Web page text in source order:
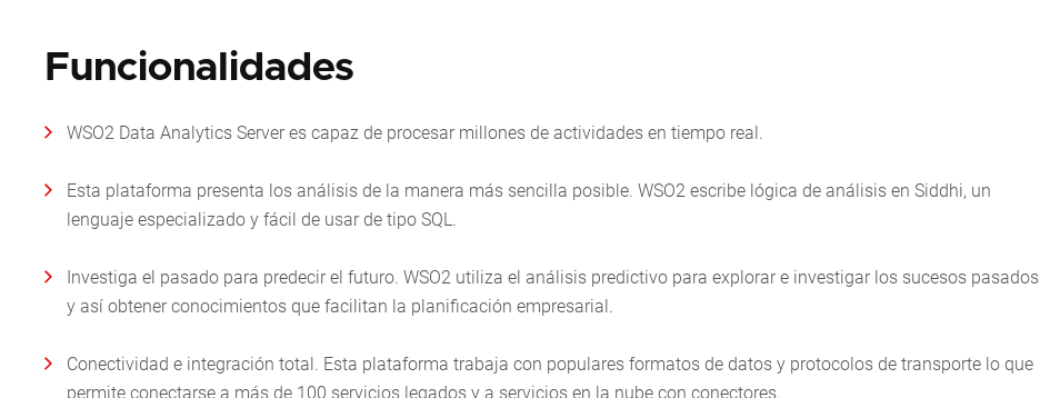
Funcionalidades
WSO2 Data Analytics Server es capaz de procesar millones de actividades en tiempo real.
Esta plataforma presenta los análisis de la manera más sencilla posible. WSO2 escribe lógica de análisis en Siddhi, un
lenguaje especializado y fácil de usar de tipo SQL.
Investiga el pasado para predecir el futuro. WSO2 utiliza el análisis predictivo para explorar e investigar los sucesos pasados
y así obtener conocimientos que facilitan la planificación empresarial.
Conectividad e integración total. Esta plataforma trabaja con populares formatos de datos y protocolos de transporte lo que
permite conectarse a más de 100 servicios legados y a servicios en la nube con conectores.